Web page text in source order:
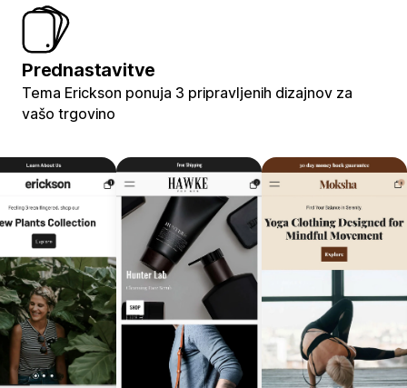
Prednastavitve
Tema Erickson ponuja 3 pripravljenih dizajnov za
vašo trgovino